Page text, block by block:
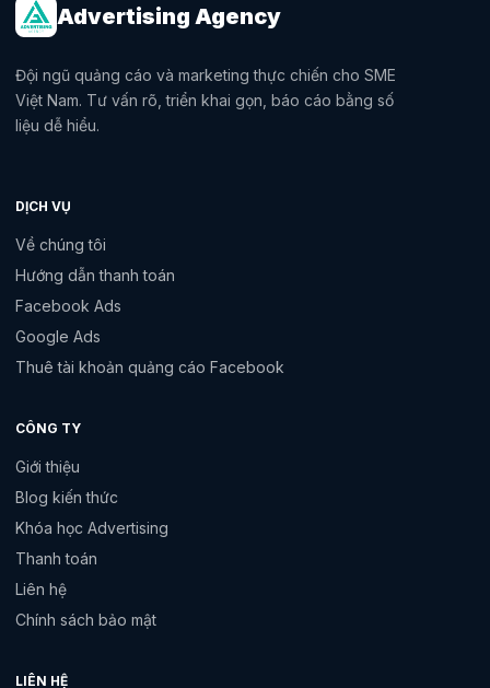
Advertising Agency
Đội ngũ quảng cáo và marketing thực chiến cho SME
Việt Nam. Tư vấn rõ, triển khai gọn, báo cáo bằng số
liệu dễ hiểu.
DỊCH VỤ
Về chúng tôi
Hướng dẫn thanh toán
Facebook Ads
Google Ads
Thuê tài khoản quảng cáo Facebook
CÔNG TY
Giới thiệu
Blog kiến thức
Khóa học Advertising
Thanh toán
Liên hệ
Chính sách bảo mật
LIÊN HỆ